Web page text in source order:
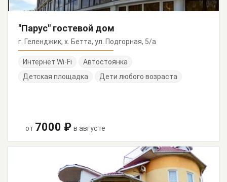
"Парус" гостевой дом
г. Геленджик, х. Бетта, ул. Подгорная, 5/а
Интернет Wi-Fi
Автостоянка
Детская площадка
Дети любого возраста
от 7000 ₽ в августе